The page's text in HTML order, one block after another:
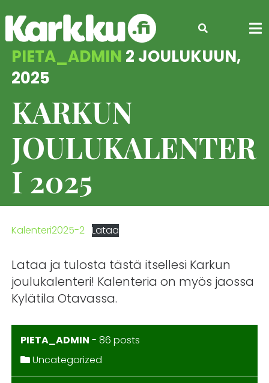
to
content
PIETA_ADMIN 2 JOULUKUUN,
2025
KARKUN
JOULUKALENTER
I 2025
Kalenteri2025-2 Lataa
Lataa ja tulosta tästä itsellesi Karkun
joulukalenteri! Kalenteria on myös jaossa
Kylätila Otavassa.
PIETA_ADMIN - 86 posts
Uncategorized